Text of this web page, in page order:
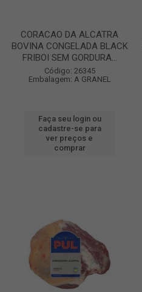
CORACAO DA ALCATRA
BOVINA CONGELADA BLACK
FRIBOI SEM GORDURA...
Código: 26345
Embalagem: A GRANEL
Faça seu login ou
cadastre-se para
ver preços e
comprar